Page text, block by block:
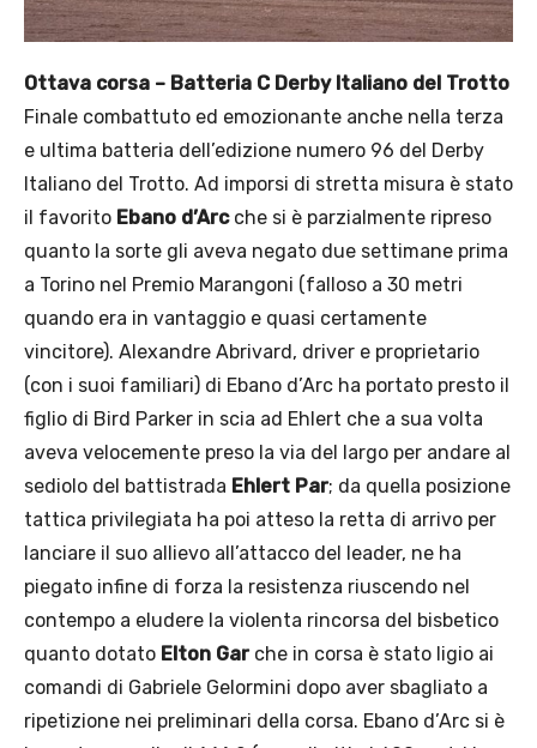
Ottava corsa – Batteria C Derby Italiano del Trotto
Finale combattuto ed emozionante anche nella terza
e ultima batteria dell’edizione numero 96 del Derby
Italiano del Trotto. Ad imporsi di stretta misura è stato
il favorito Ebano d’Arcche si è parzialmente ripreso
quanto la sorte gli aveva negato due settimane prima
a Torino nel Premio Marangoni (falloso a 30 metri
quando era in vantaggio e quasi certamente
vincitore). Alexandre Abrivard, driver e proprietario
(con i suoi familiari) di Ebano d’Arc ha portato presto il
figlio di Bird Parker in scia ad Ehlert che a sua volta
aveva velocemente preso la via del largo per andare al
sediolo del battistrada Ehlert Par; da quella posizione
tattica privilegiata ha poi atteso la retta di arrivo per
lanciare il suo allievo all’attacco del leader, ne ha
piegato infine di forza la resistenza riuscendo nel
contempo a eludere la violenta rincorsa del bisbetico
quanto dotato Elton Garche in corsa è stato ligio ai
comandi di Gabriele Gelormini dopo aver sbagliato a
ripetizione nei preliminari della corsa. Ebano d’Arc si è